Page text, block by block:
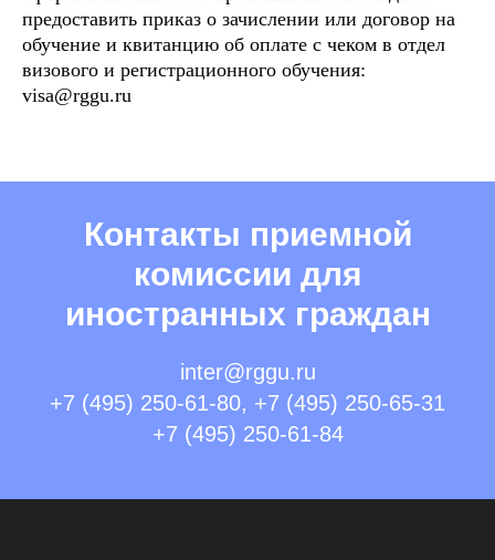
предоставить приказ о зачислении или договор на
обучение и квитанцию об оплате с чеком в отдел
визового и регистрационного обучения:
visa@rggu.ru
Контакты приемной
комиссии для
иностранных граждан
inter@rggu.ru
+7 (495) 250-61-80, +7 (495) 250-65-31
+7 (495) 250-61-84